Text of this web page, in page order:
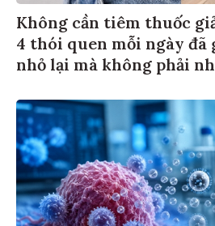
Không cần tiêm thuốc
4 thói quen mỗi ngày đã
nhỏ lại mà không phải